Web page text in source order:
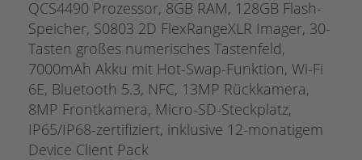
QCS4490 Prozessor, 8GB RAM, 128GB Flash-
Speicher, S0803 2D FlexRangeXLR Imager, 30-
Tasten großes numerisches Tastenfeld,
7000mAh Akku mit Hot-Swap-Funktion, Wi-Fi
6E, Bluetooth 5.3, NFC, 13MP Rückkamera,
8MP Frontkamera, Micro-SD-Steckplatz,
IP65/IP68-zertifiziert, inklusive 12-monatigem
Device Client Pack